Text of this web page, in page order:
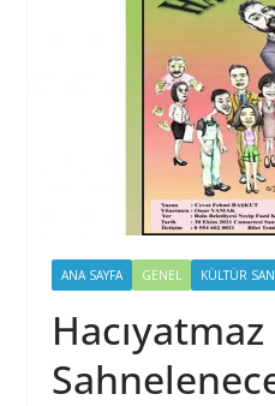
ANA SAYFA GENEL KÜLTÜR
Hacıyatmaz